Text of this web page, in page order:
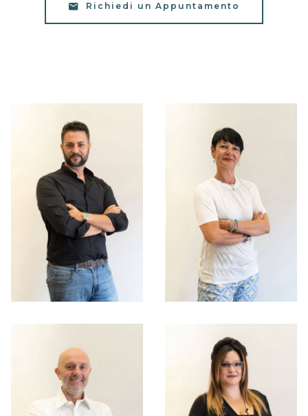
Richiedi un Appuntamento